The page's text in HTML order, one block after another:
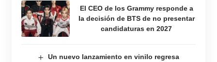
El CEO de los Grammy responde a
la decisión de BTS de no presentar
candidaturas en 2027
Un nuevo lanzamiento en vinilo regresa